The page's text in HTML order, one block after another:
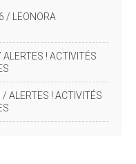
/ LEONORA
! ACTIVITÉS
ALERTES ! ACTIVITÉS